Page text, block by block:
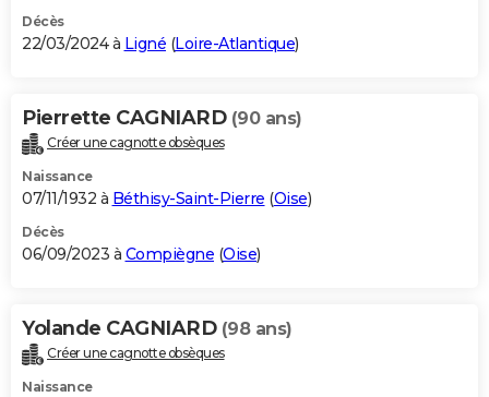
Décès
22/03/2024 à Ligné (Loire-Atlantique)
Pierrette CAGNIARD (90 ans)
Créer une cagnotte obsèques
Naissance
07/11/1932 à Béthisy-Saint-Pierre (Oise)
Décès
06/09/2023 à Compiègne (Oise)
Yolande CAGNIARD (98 ans)
Créer une cagnotte obsèques
Naissance